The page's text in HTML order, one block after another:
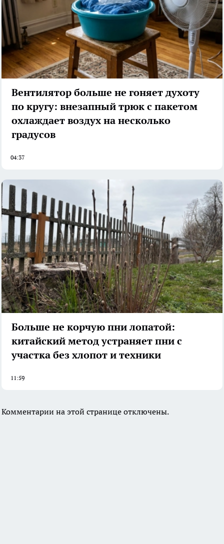
Вентилятор больше не гоняет духоту
по кругу: внезапный трюк с пакетом
охлаждает воздух на несколько
градусов
04:37
Больше не корчую пни лопатой:
китайский метод устраняет пни с
участка без хлопот и техники
11:59
Комментарии на этой странице отключены.